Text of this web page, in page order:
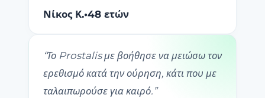
Νίκος Κ.•48 ετών
“Το Prostalis με βοήθησε να μειώσω τον
ερεθισμό κατά την ούρηση, κάτι που με
ταλαιπωρούσε για καιρό. ”